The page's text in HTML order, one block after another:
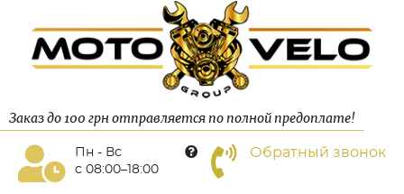
Заказ до 100 грн отправляется по полной предоплате!
Пн - Вс
с 08:00–18:00
Обратный звонок